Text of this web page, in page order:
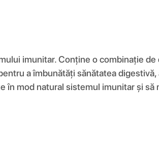
imunitar. Conține o combinație
a îmbunătăți sănătatea digestivă,
mod natural sistemul imunitar și